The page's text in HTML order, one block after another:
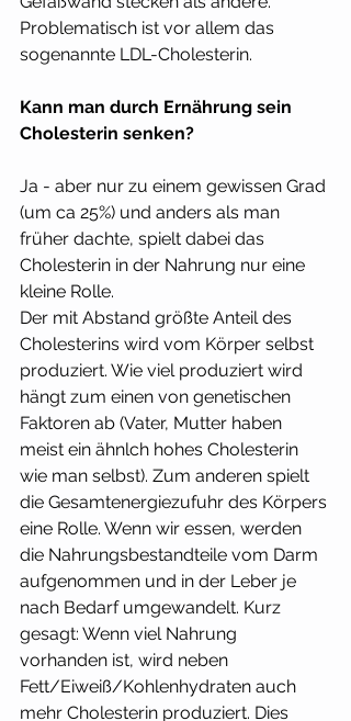
Problematisch ist vor allem das
sogenannte LDL-Cholesterin.
Kann man durch Ernährung sein
Cholesterin senken?
Ja - aber nur zu einem gewissen Grad
(um ca 25%) und anders als man
früher dachte, spielt dabei das
Cholesterin in der Nahrung nur eine
kleine Rolle.
Der mit Abstand größte Anteil des
Cholesterins wird vom Körper selbst
produziert. Wie viel produziert wird
hängt zum einen von genetischen
Faktoren ab (Vater, Mutter haben
meist ein ähnlch hohes Cholesterin
wie man selbst). Zum anderen spielt
die Gesamtenergiezufuhr des Körpers
eine Rolle. Wenn wir essen, werden
die Nahrungsbestandteile vom Darm
aufgenommen und in der Leber je
nach Bedarf umgewandelt. Kurz
gesagt: Wenn viel Nahrung
vorhanden ist, wird neben
Fett/Eiweiß/Kohlenhydraten auch
mehr Cholesterin produziert. Dies